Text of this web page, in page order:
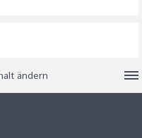
ändern